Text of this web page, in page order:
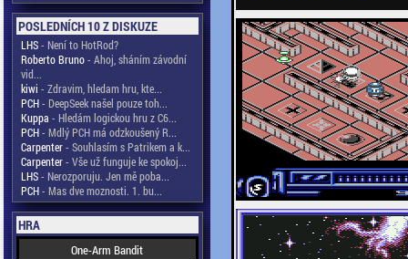
POSLEDNÍCH 10 Z DISKUZE
LHS- Není to HotRod?
Roberto Bruno- Ahoj, sháním závodní
vid...
kiwi - Zdravim, hledam hru, kte...
PCH- DeepSeek našel pouze toh...
Kuppa - Hledám logickou hru z C6...
PCH- Mdlý PCH má odzkoušený R...
Carpenter- Souhlasím s Patrikem a k...
Carpenter- Vše už funguje ke spokoj...
LHS- Nerozporuju. Jen mě poba...
PCH- Mas dve moznosti. 1. bu...
HRA
One-Arm Bandit